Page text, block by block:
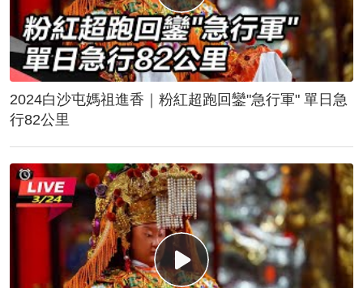
2024白沙屯媽祖進香｜粉紅超跑回鑾"急行軍" 單日急
行82公里